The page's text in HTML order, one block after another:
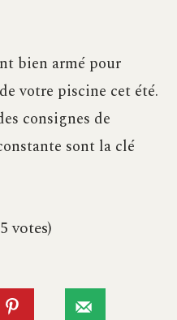
bien armé pour
votre piscine cet été.
consignes de
sont la clé
votes)